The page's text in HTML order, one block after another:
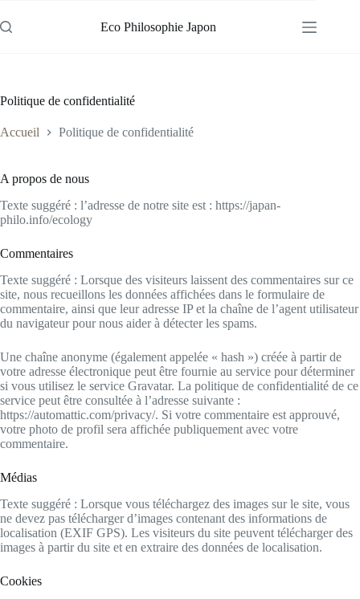
au
contenu
Eco Philosophie Japon
Politique de confidentialité
Accueil Politique de confidentialité
A propos de nous
Texte suggéré : l’adresse de notre site est : https://japan-
philo.info/ecology
Commentaires
Texte suggéré : Lorsque des visiteurs laissent des commentaires sur ce
site, nous recueillons les données affichées dans le formulaire de
commentaire, ainsi que leur adresse IP et la chaîne de l’agent utilisateur
du navigateur pour nous aider à détecter les spams.
Une chaîne anonyme (également appelée « hash ») créée à partir de
votre adresse électronique peut être fournie au service pour déterminer
si vous utilisez le service Gravatar. La politique de confidentialité de ce
service peut être consultée à l’adresse suivante :
https://automattic.com/privacy/. Si votre commentaire est approuvé,
votre photo de profil sera affichée publiquement avec votre
commentaire.
Médias
Texte suggéré : Lorsque vous téléchargez des images sur le site, vous
ne devez pas télécharger d’images contenant des informations de
localisation (EXIF GPS). Les visiteurs du site peuvent télécharger des
images à partir du site et en extraire des données de localisation.
Cookies